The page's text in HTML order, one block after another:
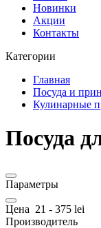
Новинки
Акции
Контакты
Категории
Главная
Посуда и
Кулинарные
Посуда
Параметры
Цена 21 - 375 lei
Производитель